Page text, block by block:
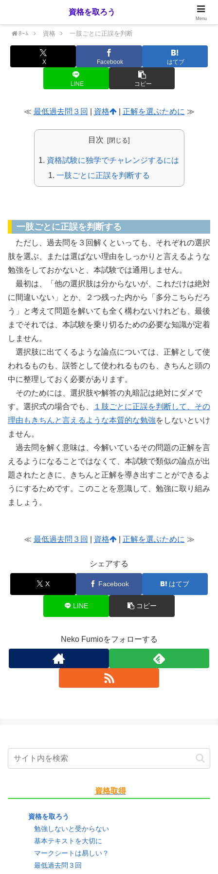
ﾎｰﾑ 資格 一肢ごとに正誤を判断
X Facebook はてブ
LINE コピー
≪ 最低過去問３回 資格 | 正解を選ぶために ≫
目次
資格試験に独学でチャレンジするには
一肢ごとに正誤を判断する
一肢ごとに正誤を判断する
ただし、過去問を３回解くといっても、それぞれの選択
肢を選ぶ、または選ばない理由をしっかりと言えるような
勉強をしておかないと、本試験では通用しません。
最初は、「他の選択肢は分からないが、これだけは絶対
に間違いない」とか、２つ残った内から「多分こちらだろ
う」と考えて問題を解いても全く構わないけれども、最後
までそれでは、本試験を乗り切るための必要な知識が定着
しません。
選択肢に出てくるような論点については、正解として使
われるものも、誤答として使われるものも、きちんと頭の
中に整理しておく必要があります。
そのためには、選択肢や解答の丸暗記は絶対にダメで
す。選択式の場合でも、
１肢ごとに正誤を判断して、その
理由もきちんと言えるような本質的な勉強をしないといけ
ません。
過去問を解く意味は、今解いているその問題の正解を言
えるようになることではなくて、本試験で類似の論点が出
題されたときに、きちんと正解を導き出すことができるよ
うにするためです。このことを意識して、勉強に取り組み
ましょう。
≪ 最低過去問３回 資格 | 正解を選ぶために ≫
シェアする
X Facebook はてブ
LINE コピー
Neko Fumioをフォローする
資格取得
資格を取ろう
勉強しないと受からない
基本テキストを大切に
マークシートは易しい？
最低過去問３回
資格を取ろう
Menu